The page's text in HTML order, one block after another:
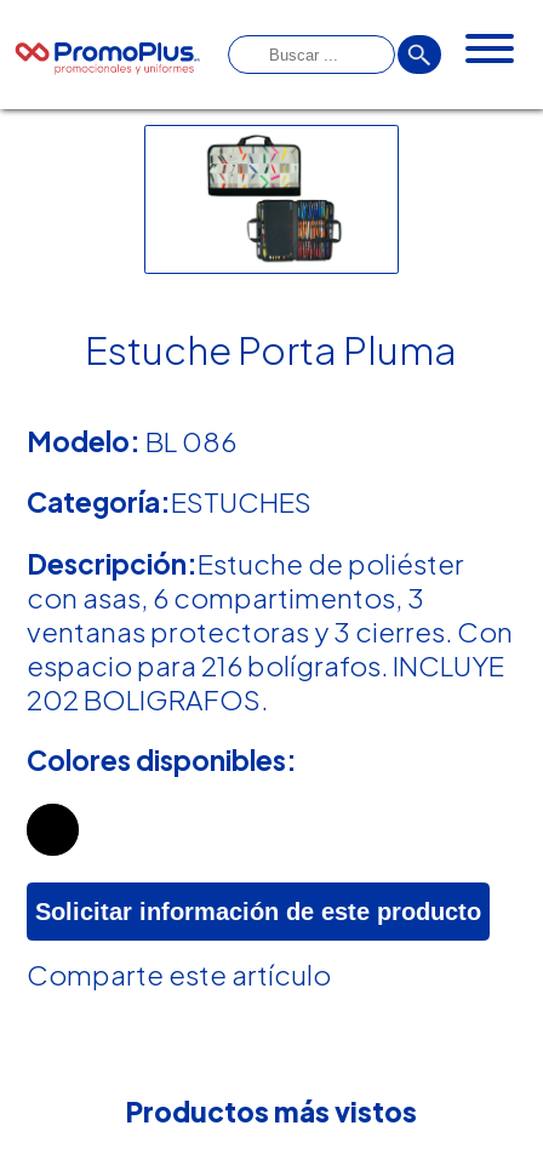
Estuche Porta Pluma
Modelo: BL 086
Categoría:ESTUCHES
Descripción:Estuche de poliéster
con asas, 6 compartimentos, 3
ventanas protectoras y 3 cierres. Con
espacio para 216 bolígrafos. INCLUYE
202 BOLIGRAFOS.
Colores disponibles:
Solicitar información de este producto
Comparte este artículo
Productos más vistos